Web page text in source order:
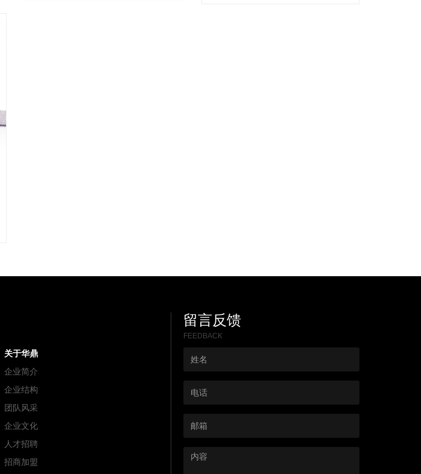
关于华鼎
企业简介
企业结构
团队风采
企业文化
人才招聘
招商加盟
留言反馈
FEEDBACK